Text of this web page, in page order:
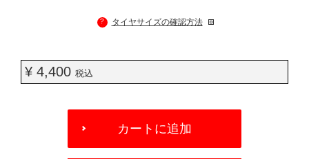
? タイヤサイズの確認方法
¥ 4,400 税込
OPTIONS
カートに追加